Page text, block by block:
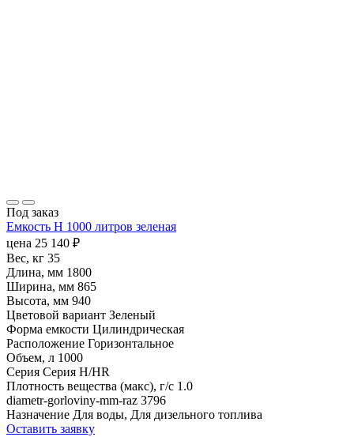
Под заказ
Емкость H 1000 литров зеленая
цена 25 140 ₽
Вес, кг 35
Длина, мм 1800
Ширина, мм 865
Высота, мм 940
Цветовой вариант Зеленый
Форма емкости Цилиндрическая
Расположение Горизонтальное
Объем, л 1000
Серия Серия H/HR
Плотность вещества (макс), г/с 1.0
diametr-gorloviny-mm-raz 3796
Назначение Для воды, Для дизельного топлива
Оставить заявку